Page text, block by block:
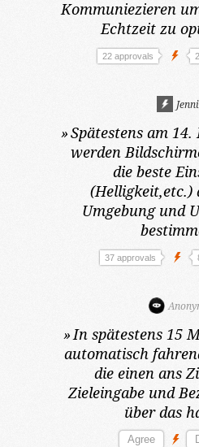
Kommuniezieren
Echtzeit zu
22 approvals
»Spätestens am
werden
die beste
(Helligkeit,etc.)
Umgebung und
37 approvals
»In spätestens 15
automatisch
die einen ans
Zieleingabe und
über das